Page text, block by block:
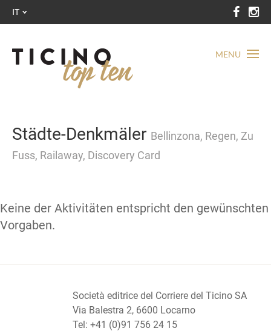
MENU
IT
Städte-Denkmäler Bellinzona, Regen, Zu
Fuss, Railaway, Discovery Card
Keine der Aktivitäten entspricht den gewünschten
Vorgaben.
Società editrice del Corriere del Ticino SA
Via Balestra 2, 6600 Locarno
Tel: +41 (0)91 756 24 15